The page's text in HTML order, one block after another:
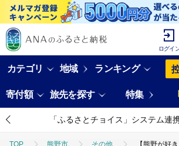
ログイ
カテゴリ 地域 ランキング
寄付額 旅先を探す 特集
「ふるさとチョイス」システム連
TOP 熊野市 その他 【熊野が好